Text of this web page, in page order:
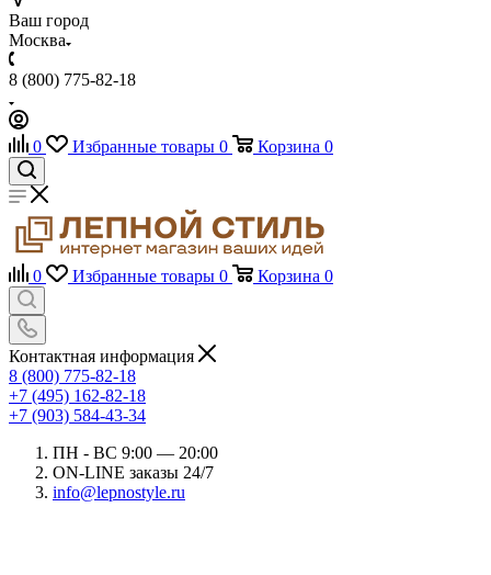
Ваш город
Москва
8 (800) 775-82-18
0 Избранные товары 0 Корзина 0
0 Избранные товары 0 Корзина 0
Контактная информация
8 (800) 775-82-18
+7 (495) 162-82-18
+7 (903) 584-43-34
ПН - ВС 9:00 — 20:00
ON-LINE заказы 24/7
info@lepnostyle.ru